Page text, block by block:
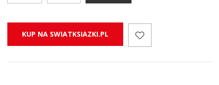
KUP NA SWIATKSIAZKI.PL